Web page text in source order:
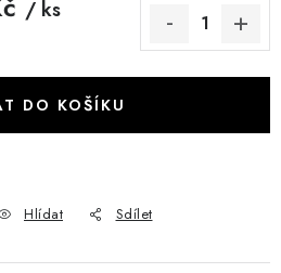
/ ks
DO KOŠÍKU
Hlídat Sdílet